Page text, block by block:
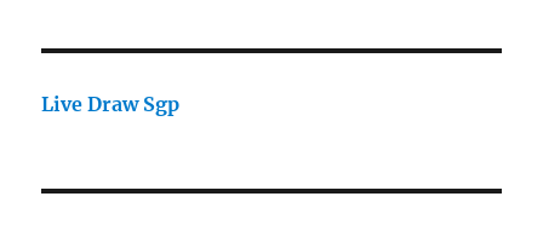
Live Draw Sgp